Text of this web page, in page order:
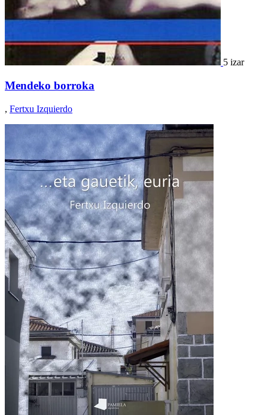
5 izar
Mendeko borroka
, Fertxu Izquierdo